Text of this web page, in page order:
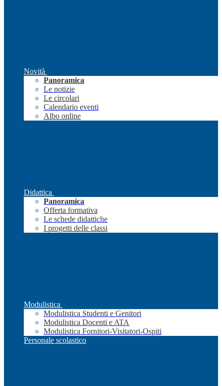
Novità
Panoramica
Le notizie
Le circolari
Calendario eventi
Albo online
Didattica
Panoramica
Offerta formativa
Le schede didattiche
I progetti delle classi
Modulistica
Modulistica Studenti e Genitori
Modulistica Docenti e ATA
Modulistica Fornitori-Visitatori-Ospiti
Personale scolastico